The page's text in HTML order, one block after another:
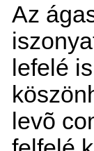
Az
lefelé
levõ